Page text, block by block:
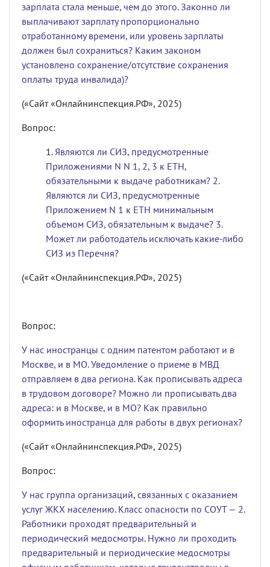
зарплата стала меньше, чем до этого. Законно ли
выплачивают зарплату пропорционально
отработанному времени, или уровень зарплаты
должен был сохраниться? Каким законом
установлено сохранение/отсутствие сохранения
оплаты труда инвалида)?
(«Сайт «Онлайнинспекция.РФ», 2025)
Вопрос:
Являются ли СИЗ, предусмотренные
Приложениями N N 1, 2, 3 к ЕТН,
обязательными к выдаче работникам? 2.
Являются ли СИЗ, предусмотренные
Приложением N 1 к ЕТН минимальным
объемом СИЗ, обязательным к выдаче? 3.
Может ли работодатель исключать какие-либо
СИЗ из Перечня?
(«Сайт «Онлайнинспекция.РФ», 2025)
Вопрос:
У нас иностранцы с одним патентом работают и в
Москве, и в МО. Уведомление о приеме в МВД
отправляем в два региона. Как прописывать адреса
в трудовом договоре? Можно ли прописывать два
адреса: и в Москве, и в МО? Как правильно
оформить иностранца для работы в двух регионах?
(«Сайт «Онлайнинспекция.РФ», 2025)
Вопрос:
У нас группа организаций, связанных с оказанием
услуг ЖКХ населению. Класс опасности по СОУТ — 2.
Работники проходят предварительный и
периодический медосмотры. Нужно ли проходить
предварительный и периодические медосмотры